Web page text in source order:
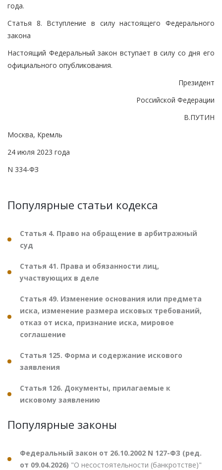
года.
Статья 8. Вступление в силу настоящего Федерального
закона
Настоящий Федеральный закон вступает в силу со дня его
официального опубликования.
Президент
Российской Федерации
В.ПУТИН
Москва, Кремль
24 июля 2023 года
N 334-ФЗ
Популярные статьи кодекса
Статья 4. Право на обращение в арбитражный
суд
Статья 41. Права и обязанности лиц,
участвующих в деле
Статья 49. Изменение основания или предмета
иска, изменение размера исковых требований,
отказ от иска, признание иска, мировое
соглашение
Статья 125. Форма и содержание искового
заявления
Статья 126. Документы, прилагаемые к
исковому заявлению
Популярные законы
Федеральный закон от 26.10.2002 N 127-ФЗ (ред.
от 09.04.2026) "О несостоятельности (банкротстве)"